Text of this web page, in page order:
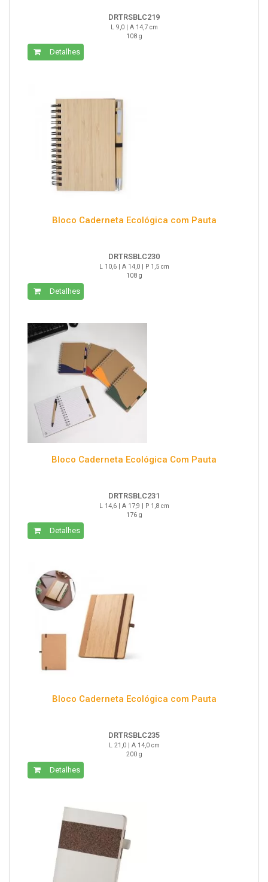
DRTRSBLC219
L 9,0 | A 14,7 cm
108 g
Detalhes
Bloco Caderneta Ecológica com Pauta
DRTRSBLC230
L 10,6 | A 14,0 | P 1,5 cm
108 g
Detalhes
Bloco Caderneta Ecológica Com Pauta
DRTRSBLC231
L 14,6 | A 17,9 | P 1,8 cm
176 g
Detalhes
Bloco Caderneta Ecológica com Pauta
DRTRSBLC235
L 21,0 | A 14,0 cm
200 g
Detalhes